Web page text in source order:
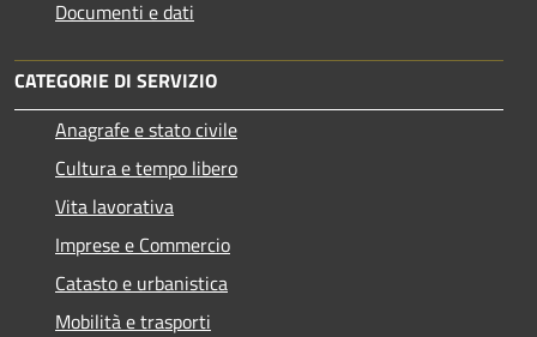
Documenti e dati
CATEGORIE DI SERVIZIO
Anagrafe e stato civile
Cultura e tempo libero
Vita lavorativa
Imprese e Commercio
Catasto e urbanistica
Mobilità e trasporti